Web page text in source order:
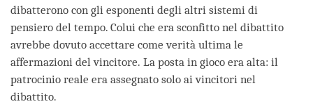
dibatterono con gli esponenti degli altri sistemi di
pensiero del tempo. Colui che era sconfitto nel dibattito
avrebbe dovuto accettare come verità ultima le
affermazioni del vincitore. La posta in gioco era alta: il
patrocinio reale era assegnato solo ai vincitori nel
dibattito.